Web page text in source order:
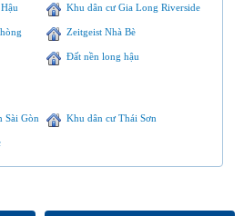
Khu dân cư Gia Long Riverside
Zeitgeist Nhà Bè
Đất nền long hậu
Sài Gòn Khu dân cư Thái Sơn